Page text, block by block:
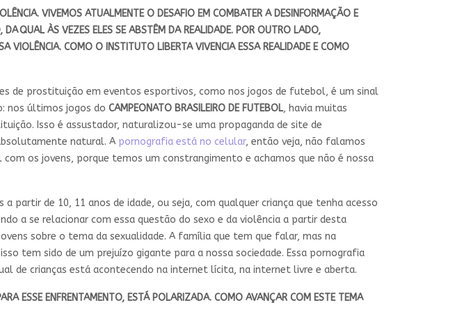
VIVEMOS ATUALMENTE O DESAFIO EM COMBATER A DESINFORMAÇÃO E
QUAL ÀS VEZES ELES SE ABSTÊM DA REALIDADE. POR OUTRO LADO,
VIOLÊNCIA. COMO O INSTITUTO LIBERTAVIVENCIA ESSA REALIDADE E COMO
de prostituição em eventos esportivos, como nos jogos de futebol, é um sinal
nos últimos jogos do CAMPEONATO BRASILEIRO DE FUTEBOL, havia muitas
Isso é assustador, naturalizou-se uma propaganda de site de
natural. A pornografia está no celular, então veja, não falamos
os jovens, porque temos um constrangimento e achamos que não é nossa
partir de 10, 11 anos de idade, ou seja, com qualquer criança que tenha acesso
a se relacionar com essa questão do sexo e da violência a partir desta
sobre o tema da sexualidade. A família que tem que falar, mas na
tem sido de um prejuízo gigante para a nossa sociedade. Essa pornografia
de crianças está acontecendo na internet lícita, na internet livre e aberta.
ESSE ENFRENTAMENTO, ESTÁ POLARIZADA. COMO AVANÇAR COM ESTE TEMA